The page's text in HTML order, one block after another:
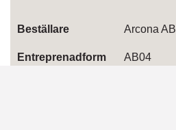
Beställare Arcona AB
Entreprenadform AB04